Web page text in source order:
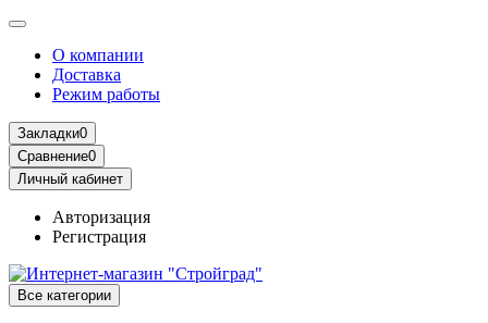
О компании
Доставка
Режим работы
Закладки0
Сравнение0
Личный кабинет
Авторизация
Регистрация
Все категории